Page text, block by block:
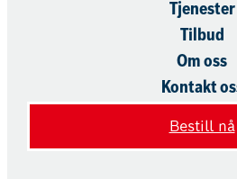
Tjenester
Tilbud
Om oss
Kontakt
Bestill nå